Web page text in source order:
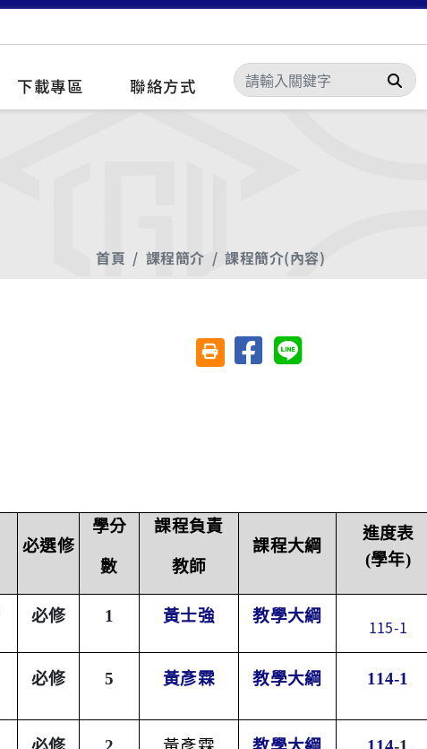
下載專區 聯絡方式 搜
首頁 課程簡介 課程簡介(內容)
友善列印(另開視窗)
分享至臉書分享至 Line
必選修
學分
數
課程負責
教師
課程大綱
進度表
(學年)
必修 1 黃士強 教學大綱
115-1
必修 5 黃彥霖 教學大綱 114-1